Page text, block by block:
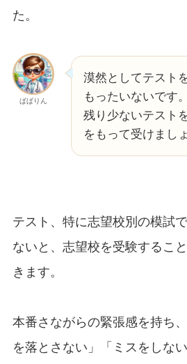
た。
ぱぱりん
漠然としてテスト
もったいないです。
残り少ないテスト
をもって受けまし
テスト、特に志望校別の模試
ないと、志望校を受験するこ
きます。
本番さながらの緊張感を持ち
を落とさない」「ミスをしな